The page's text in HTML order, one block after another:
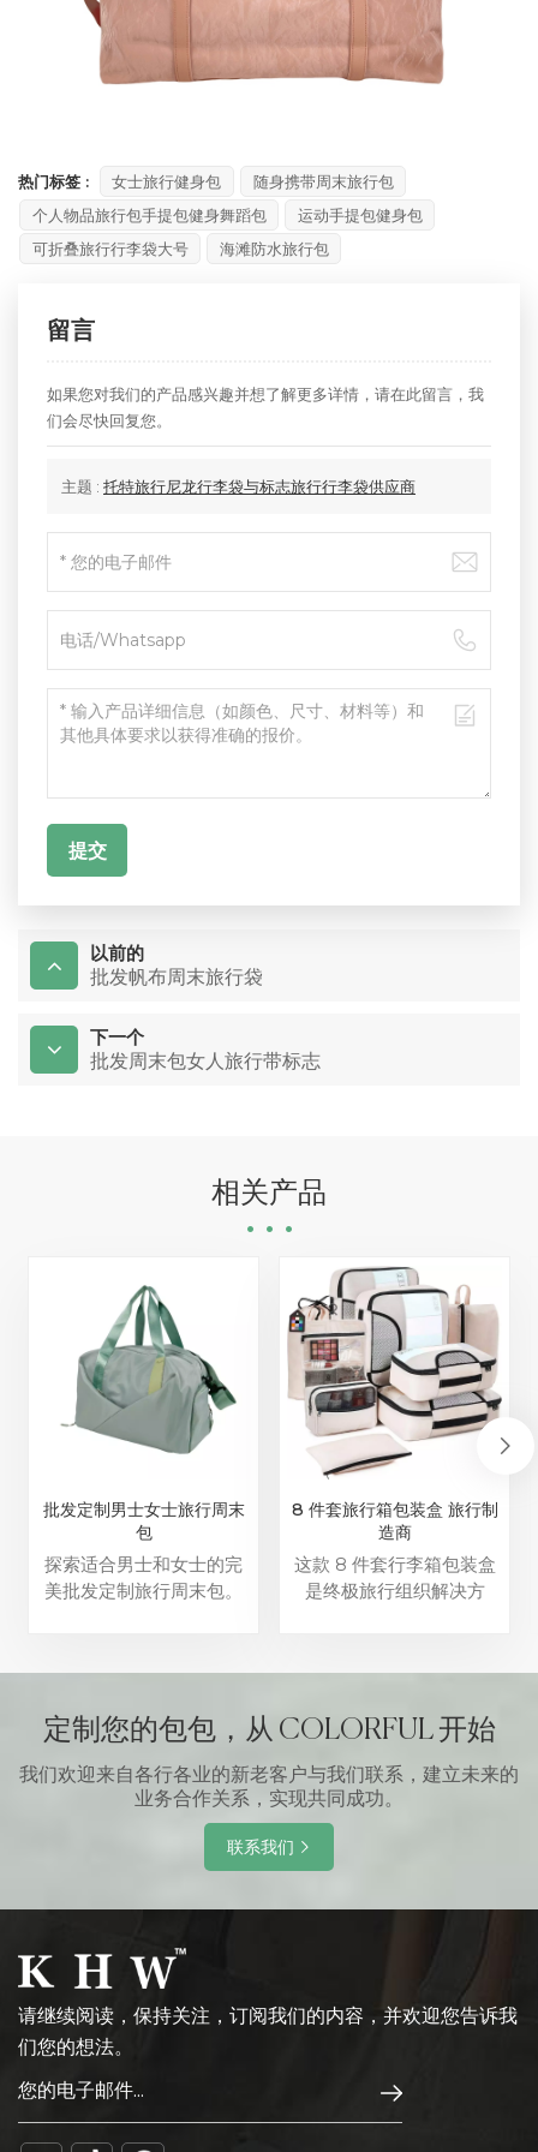
热门标签 : 女士旅行健身包
随身携带周末旅行包
个人物品旅行包手提包健身舞蹈包
运动手提包健身包
可折叠旅行行李袋大号
海滩防水旅行包
留言
如果您对我们的产品感兴趣并想了解更多详情，请在此留言，我
们会尽快回复您。
主题 : 托特旅行尼龙行李袋与标志旅行行李袋供应商
提交
以前的
批发帆布周末旅行袋
下一个
批发周末包女人旅行带标志
相关产品
批发定制男士女士旅行周末
包
探索适合男士和女士的完
美批发定制旅行周末包。
8 件套旅行箱包装盒 旅行制
造商
这款 8 件套行李箱包装盒
是终极旅行组织解决方
旅行者。
定制您的包包，从 COLORFUL 开始
我们欢迎来自各行各业的新老客户与我们联系，建立未来的
业务合作关系，实现共同成功。
联系我们
请继续阅读，保持关注，订阅我们的内容，并欢迎您告诉我
们您的想法。